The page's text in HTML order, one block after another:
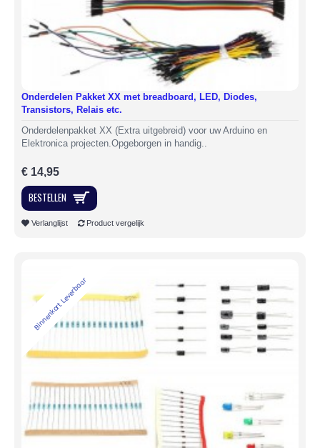
Onderdelen Pakket XX met breadboard, LED, Diodes,
Transistors, Relais etc.
Onderdelenpakket XX (Extra uitgebreid) voor uw Arduino en
Elektronica projecten.Opgeborgen in handig..
€ 14,95
BESTELLEN
Verlanglijst Product vergelijk
Binnenkort Leverbaar